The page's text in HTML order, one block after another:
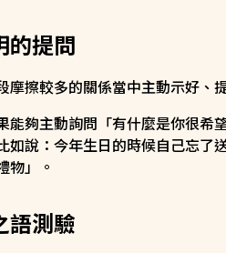
的提問
摩擦較多的關係當中主動示好、
能夠主動詢問「有什麼是你很希
如說：今年生日的時候自己忘了
物」。
語測驗